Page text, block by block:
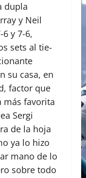
dupla
y Neil
y 7-6,
sets al tie-
su casa, en
factor que
más favorita
Sergi
de la hoja
ya lo hizo
mano de lo
sobre todo